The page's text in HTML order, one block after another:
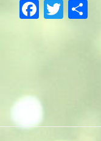
F
ac
o
k
T
w